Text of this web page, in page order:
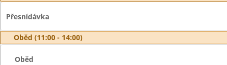
Přesnídávka
Oběd (11:00 - 14:00)
Oběd